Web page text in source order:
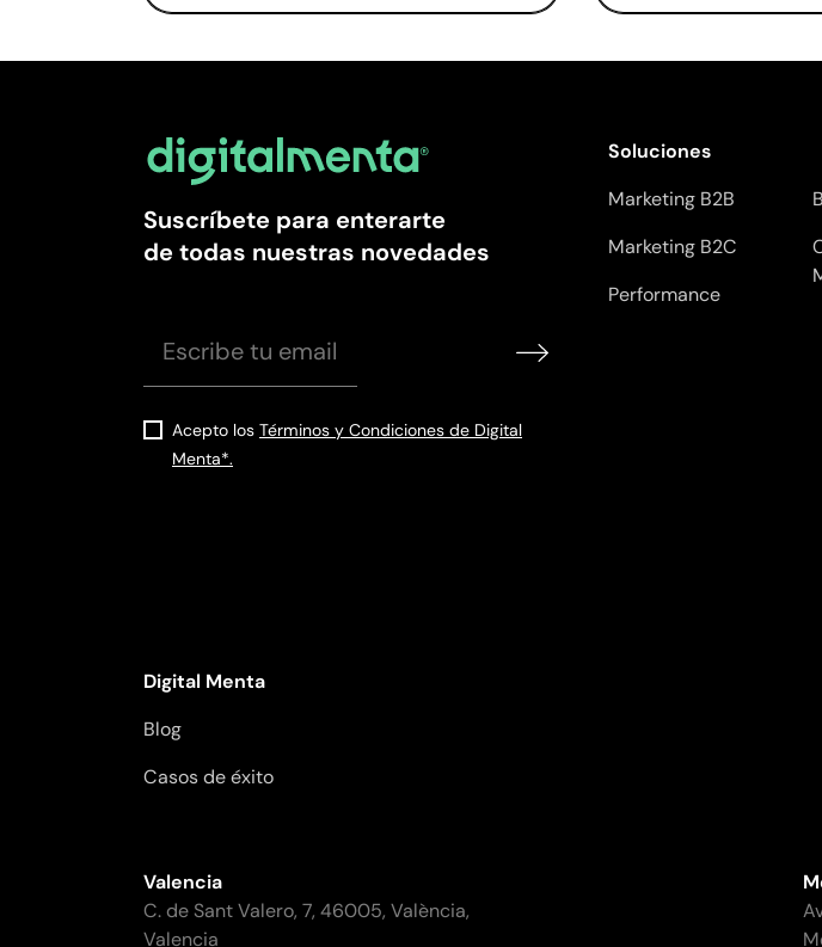
Suscríbete para enterarte
de todas nuestras novedades
Acepto los Términos y Condiciones de Digital
Menta*.
Soluciones
Marketing B2B
Marketing B2C
Performance
Digital Menta
Blog
Casos de éxito
Valencia
C. de Sant Valero, 7, 46005, València,
Valencia